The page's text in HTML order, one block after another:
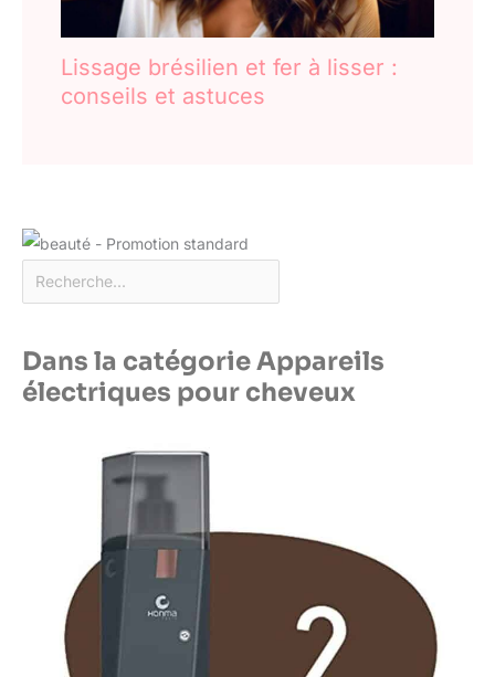
Lissage brésilien et fer à lisser :
conseils et astuces
Dans la catégorie Appareils
électriques pour cheveux